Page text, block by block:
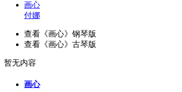
画心
付娜
查看《画心》钢琴版
查看《画心》古琴版
暂无内容
画心